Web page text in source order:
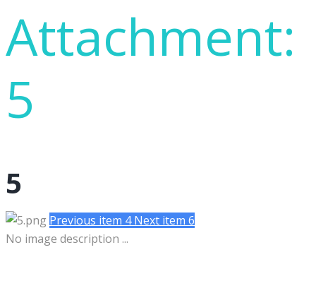
Attachment:
5
5
Previous item 4 Next item 6
No image description ...